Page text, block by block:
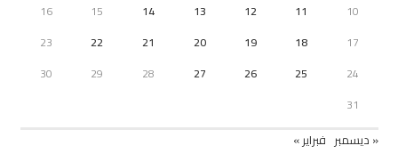
10
11
12
13
14
15
16
17
18
19
20
21
22
23
24
25
26
27
28
29
30
31
« ديسمبر فبراير »